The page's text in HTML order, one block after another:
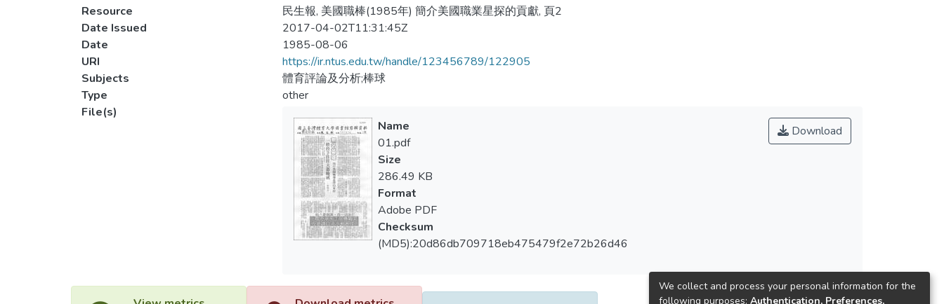
Resource
民生報, 美國職棒(1985年) 簡介美國職業星探的貢獻, 頁2
Date Issued
2017-04-02T11:31:45Z
Date
1985-08-06
URI
https://ir.ntus.edu.tw/handle/123456789/122905
Subjects
體育評論及分析;棒球
Type
other
File(s)
Download
Name
01.pdf
Size
286.49 KB
Format
Adobe PDF
Checksum
(MD5):20d86db709718eb475479f2e72b26d46
We collect and process your personal information for the
following purposes: Authentication, Preferences,